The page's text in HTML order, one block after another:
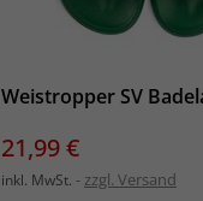
Weistropper SV
Preis
21,99 €
inkl. MwSt. zzgl. Versand